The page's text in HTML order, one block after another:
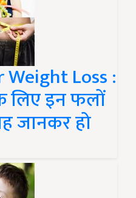
Loss :
इन फलों
जानकर हो